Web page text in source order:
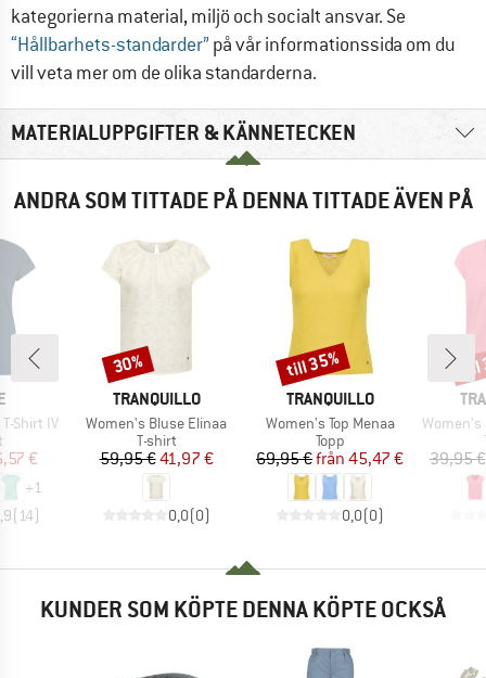
kategorierna material, miljö och socialt ansvar. Se
“Hållbarhets-standarder” på vår informationssida om du
vill veta mer om de olika standarderna.
MATERIALUPPGIFTER & KÄNNETECKEN
ANDRA SOM TITTADE PÅ DENNA TITTADE ÄVEN PÅ
Shirt IV
pris
€
+1
(14)
VARUMÄRKE
TRANQUILLO
Produkter
Women's Bluse Elinaa
Produktgrupp
T-shirt
Pris
59,95 €Reducerat pris
41,97 €
0,0(0)
Rabatt
30%
VARUMÄRKE
TRANQUILLO
Produkter
Women's Top Menaa
Produktgrupp
Topp
Pris
69,95 € Reducerat pris
från 45,47 €
0,0(0)
Rabatt
till 35%
Produkter
Women's
39,95 €
KUNDER SOM KÖPTE DENNA KÖPTE OCKSÅ